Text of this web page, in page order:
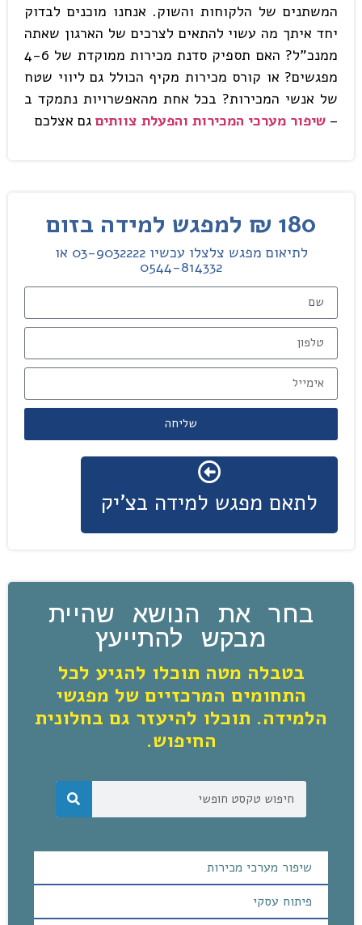
המשתנים של הלקוחות והשוק. אנחנו מוכנים לבדוק
יחד איתך מה עשוי להתאים לצרכים של הארגון שאתה
ממנכ"ל? האם תספיק סדנת מכירות ממוקדת של 4-6
מפגשים? או קורס מכירות מקיף הכולל גם ליווי שטח
של אנשי המכירות? בכל אחת מהאפשרויות נתמקד ב
– שיפור מערכי המכירות והפעלת צוותים גם אצלכם
180 ₪ למפגש למידה בזום
לתיאום מפגש צלצלו עכשיו 03-9032222 או
0544-814332
שליחה
לתאם מפגש למידה בצ'יק
בחר את הנושא שהיית
מבקש להתייעץ
בטבלה מטה תוכלו להגיע לכל
התחומים המרכזיים של מפגשי
הלמידה. תוכלו להיעזר גם בחלונית
החיפוש.
שיפור מערכי מכירות
פיתוח עסקי